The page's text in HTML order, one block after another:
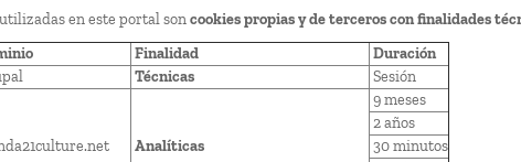
en este portal soncookies propias y de terceros con finalidades
Finalidad
Duración
Técnicas
Sesión
Analíticas
9 meses
2 años
30 minutos